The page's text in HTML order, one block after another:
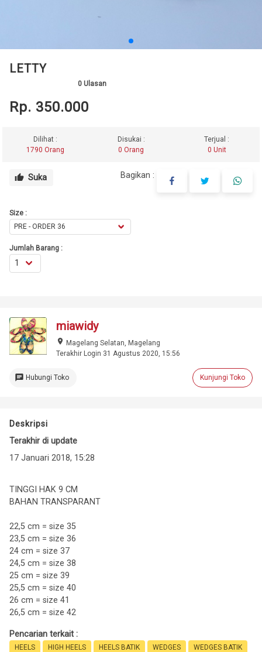
LETTY
0 Ulasan
Rp. 350.000
Dilihat :
1790 Orang
Disukai :
0 Orang
Terjual :
0 Unit
thumb_up Suka Bagikan :
Size :
Jumlah Barang :
miawidy
place Magelang Selatan, Magelang
Terakhir Login 31 Agustus 2020, 15:56
chat Hubungi Toko Kunjungi Toko
Deskripsi
Terakhir di update
17 Januari 2018, 15:28
TINGGI HAK 9 CM
BAHAN TRANSPARANT
22,5 cm = size 35
23,5 cm = size 36
24 cm = size 37
24,5 cm = size 38
25 cm = size 39
25,5 cm = size 40
26 cm = size 41
26,5 cm = size 42
Pencarian terkait :
HEELS HIGH HEELS HEELS BATIK WEDGES WEDGES BATIK